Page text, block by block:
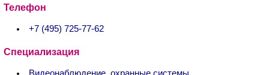
Телефон
+7 (495) 725-77-62
Специализация